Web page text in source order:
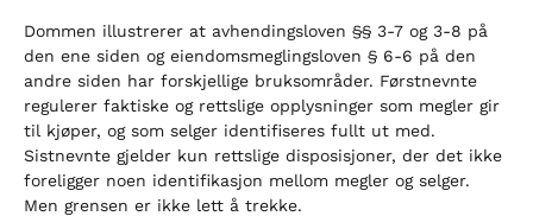
Dommen illustrerer at avhendingsloven §§ 3-7 og 3-8 på
den ene siden og eiendomsmeglingsloven § 6-6 på den
andre siden har forskjellige bruksområder. Førstnevnte
regulerer faktiske og rettslige opplysninger som megler gir
til kjøper, og som selger identifiseres fullt ut med.
Sistnevnte gjelder kun rettslige disposisjoner, der det ikke
foreligger noen identifikasjon mellom megler og selger.
Men grensen er ikke lett å trekke.